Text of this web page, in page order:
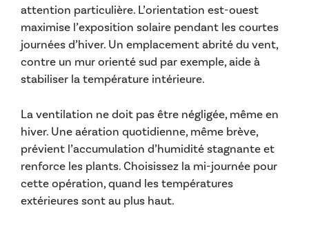
attention particulière. L’orientation est-ouest
maximise l’exposition solaire pendant les courtes
journées d’hiver. Un emplacement abrité du vent,
contre un mur orienté sud par exemple, aide à
stabiliser la température intérieure.
La ventilation ne doit pas être négligée, même en
hiver. Une aération quotidienne, même brève,
prévient l’accumulation d’humidité stagnante et
renforce les plants. Choisissez la mi-journée pour
cette opération, quand les températures
extérieures sont au plus haut.